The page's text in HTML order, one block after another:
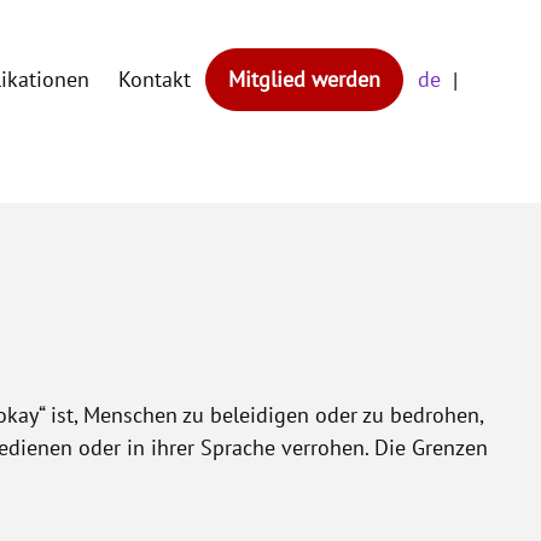
Kontakt Mitglied werden
de
ist, Menschen zu beleidigen oder zu bedrohen,
oder in ihrer Sprache verrohen. Die Grenzen